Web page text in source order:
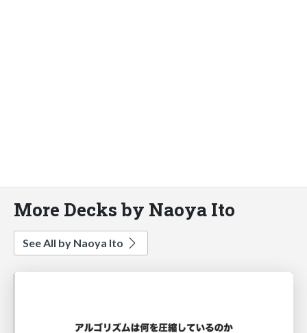
More Decks by Naoya Ito
See All by Naoya Ito